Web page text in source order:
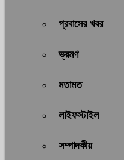
প্রবাসের খবর
ভ্রমণ
মতামত
লাইফস্টাইল
সম্পাদকীয়